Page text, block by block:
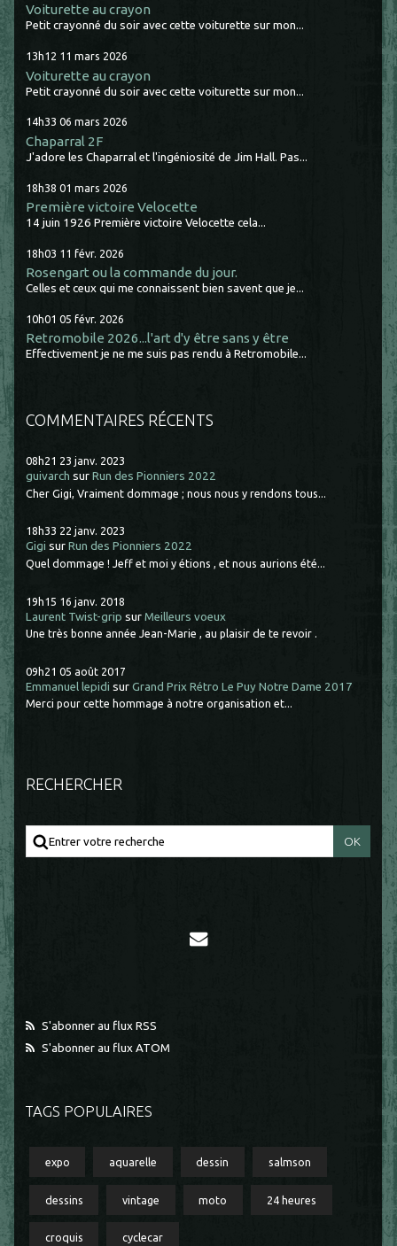
Voiturette au crayon
Petit crayonné du soir avec cette voiturette sur mon...
13h12 11 mars 2026
Voiturette au crayon
Petit crayonné du soir avec cette voiturette sur mon...
14h33 06 mars 2026
Chaparral 2F
J'adore les Chaparral et l'ingéniosité de Jim Hall. Pas...
18h38 01 mars 2026
Première victoire Velocette
14 juin 1926 Première victoire Velocette cela...
18h03 11 févr. 2026
Rosengart ou la commande du jour.
Celles et ceux qui me connaissent bien savent que je...
10h01 05 févr. 2026
Retromobile 2026...l'art d'y être sans y être
Effectivement je ne me suis pas rendu à Retromobile...
COMMENTAIRES RÉCENTS
08h21 23 janv. 2023
guivarch surRun des Pionniers 2022
Cher Gigi, Vraiment dommage ; nous nous y rendons tous...
18h33 22 janv. 2023
Gigi surRun des Pionniers 2022
Quel dommage ! Jeff et moi y étions , et nous aurions été...
19h15 16 janv. 2018
Laurent Twist-grip surMeilleurs voeux
Une très bonne année Jean-Marie , au plaisir de te revoir .
09h21 05 août 2017
Emmanuel lepidi surGrand Prix Rétro Le Puy Notre Dame 2017
Merci pour cette hommage à notre organisation et...
RECHERCHER
S'abonner au flux RSS
S'abonner au flux ATOM
TAGS POPULAIRES
expo aquarelle dessin salmson
dessins vintage moto 24 heures
croquis cyclecar